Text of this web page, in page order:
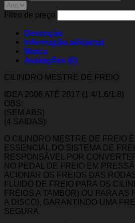
Filtro de preço
Descrição
Informação adicional
Marca
Avaliações (0)
CILINDRO MESTRE DE FREIO
IDEA 2006 ATÉ 2017 (1.4/1.6/1.8)
OBS:
(SEM ABS)
(4 SAÍDAS)
O CILINDRO MESTRE DE FREIO
ESSENCIAL DO SISTEMA DE
RESPONSÁVEL POR
NO PEDAL DE FREIO EM
ACIONAR OS FREIOS DAS
FLUIDO DE FREIO PARA OS
FREIOS A TAMBOR) OU PARA AS
A DISCO), GARANTINDO UMA
SEGURA.